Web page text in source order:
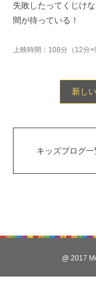
失敗したってくじけ
間が待っている！
上映時間：108分（12分
新し
キッズブログ一
@ 2017